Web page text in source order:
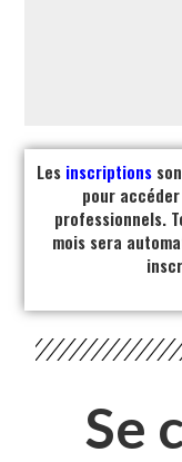
Les inscriptions
pour
professionnels.
mois sera
Se